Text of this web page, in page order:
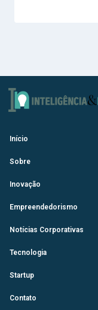
Início
Sobre
Inovação
Empreendedorismo
Notícias Corporativas
Tecnologia
Startup
Contato